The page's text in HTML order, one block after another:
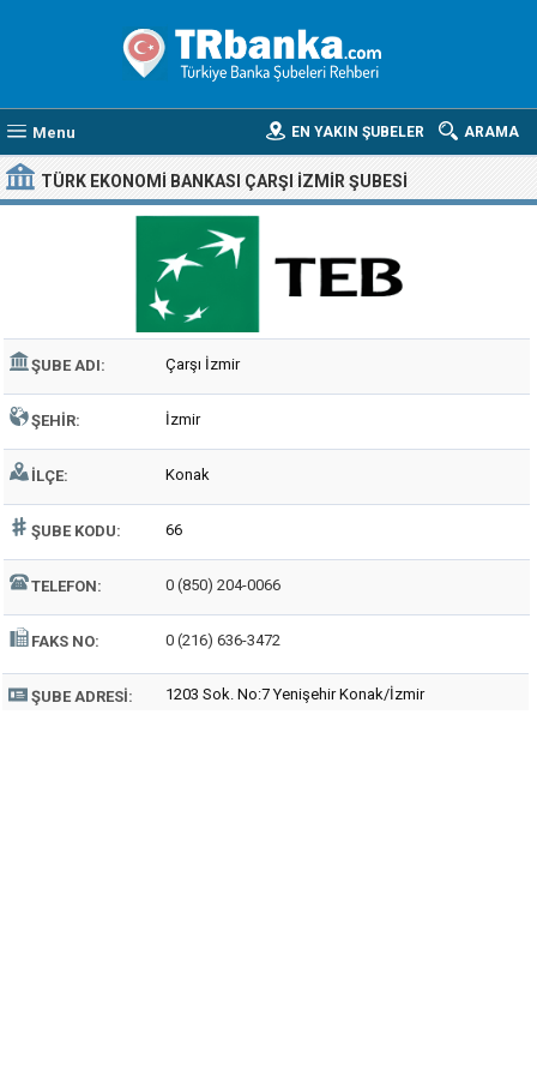
Menu ARAMA
EN YAKIN ŞUBELER
TÜRK EKONOMI BANKASI ÇARŞI İZMIR ŞUBESI
ŞUBE ADI: Çarşı İzmir
ŞEHIR: İzmir
İLÇE: Konak
ŞUBE KODU: 66
TELEFON: 0 (850) 204-0066
FAKS NO: 0 (216) 636-3472
ŞUBE ADRESI: 1203 Sok. No:7 Yenişehir Konak/İzmir